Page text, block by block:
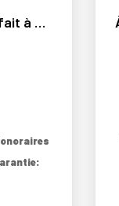
À louer : Appartement 2 pièces refait à neuf à Gagny...